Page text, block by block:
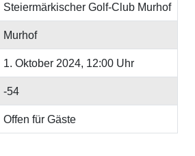
Steiermärkischer Golf-Club Murhof
Murhof
1. Oktober 2024, 12:00 Uhr
-54
Offen für Gäste